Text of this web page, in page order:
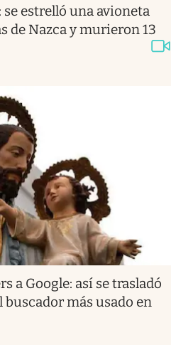
se estrelló una avioneta
de Nazca y murieron 13
a Google: así se trasladó
buscador más usado en